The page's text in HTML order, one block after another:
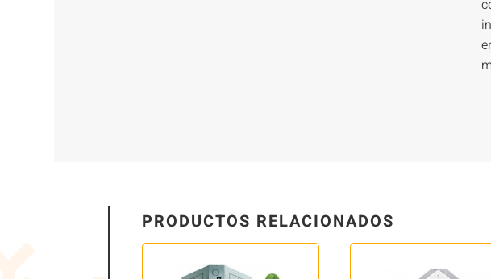
PRODUCTOS RELACIONADOS